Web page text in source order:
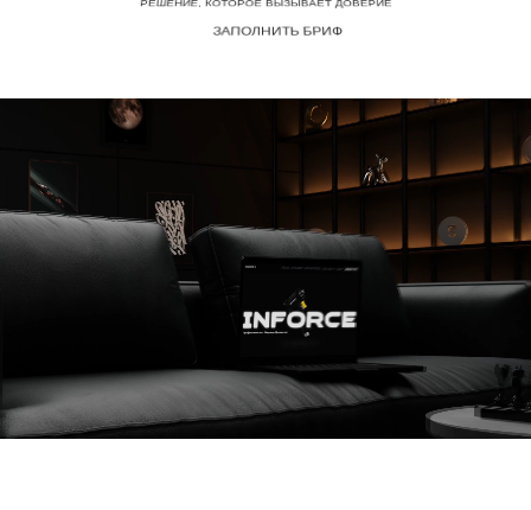
РЕШЕНИЕ, КОТОРОЕ ВЫЗЫВАЕТ ДОВЕРИЕ
ЗАПОЛНИТЬ БРИФ